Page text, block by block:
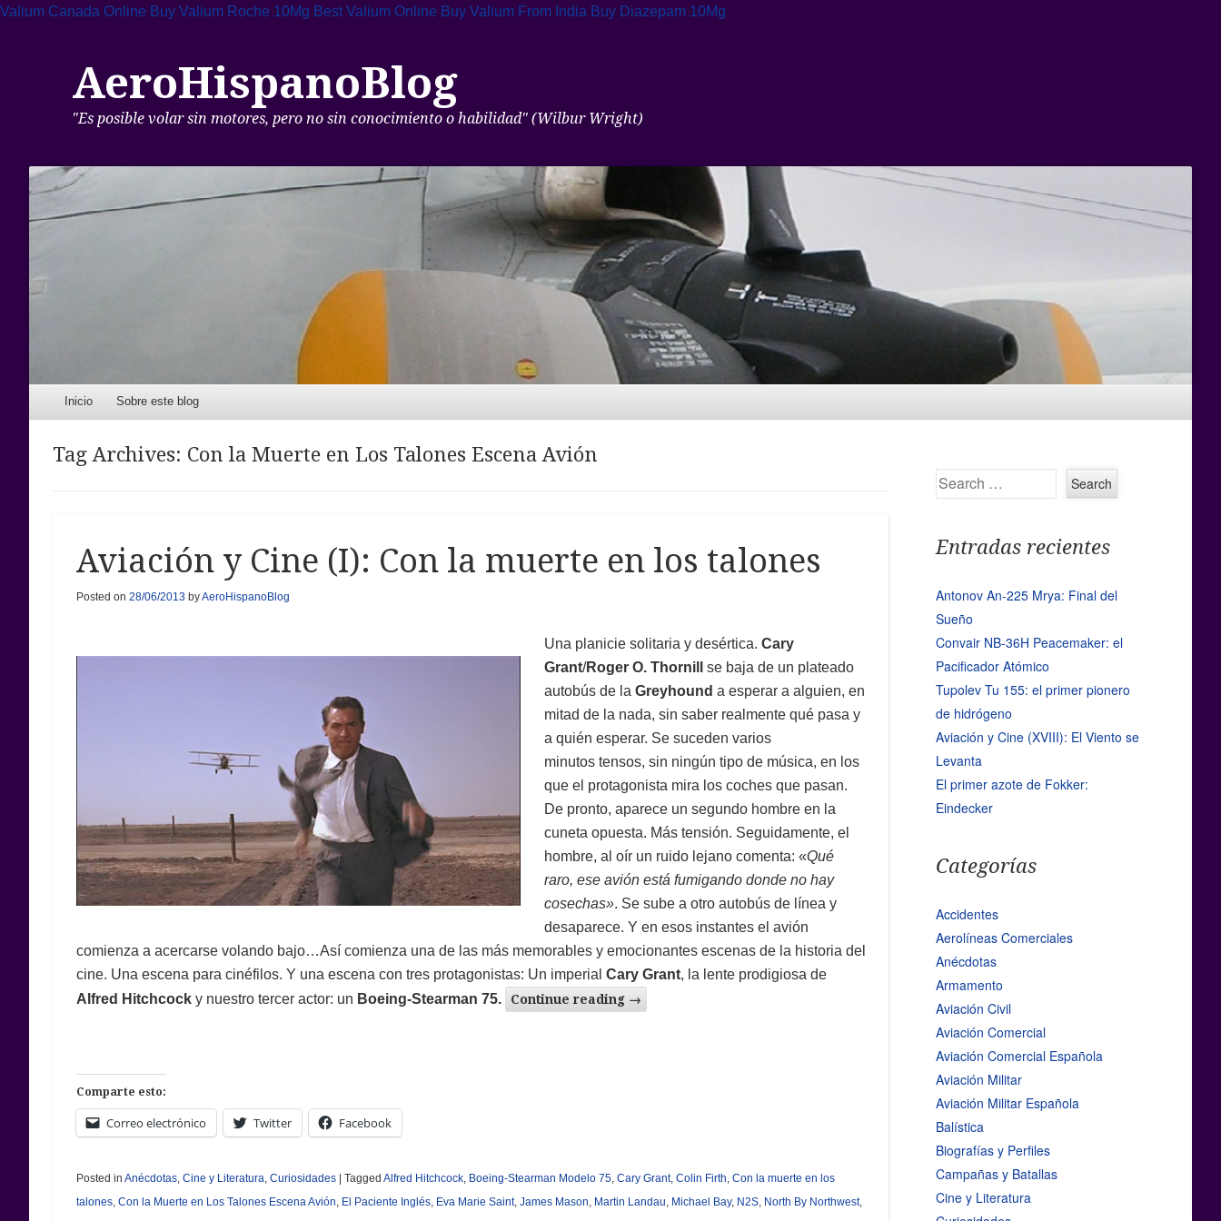
Valium Canada Online Buy Valium Roche 10Mg Best Valium Online Buy Valium From India Buy Diazepam 10Mg
AeroHispanoBlog
"Es posible volar sin motores, pero no sin conocimiento o habilidad" (Wilbur Wright)
Menu
Skip to content
Inicio Sobre este blog
Tag Archives: Con la Muerte en Los Talones Escena Avión
Aviación y Cine (I): Con la muerte en los talones
Posted on 28/06/2013 byAeroHispanoBlog
Una planicie solitaria y desértica. Cary
Grant/Roger O. Thornill
se baja de un plateado
autobús de la Greyhound a esperar a alguien, en
mitad de la nada, sin saber realmente qué pasa y
a quién esperar. Se suceden varios
minutos tensos, sin ningún tipo de música, en los
que el protagonista mira los coches que pasan.
De pronto, aparece un segundo hombre en la
cuneta opuesta. Más tensión. Seguidamente, el
hombre, al oír un ruido lejano comenta: «Qué
raro, ese avión está fumigando donde no hay
cosechas». Se sube a otro autobús de línea y
desaparece. Y en esos instantes el avión
comienza a acercarse volando bajo…Así comienza una de las más memorables y emocionantes escenas de la historia del
cine. Una escena para cinéfilos. Y una escena con tres protagonistas: Un imperial Cary Grant, la lente prodigiosa de
Alfred Hitchcocky nuestro tercer actor: un Boeing-Stearman 75. Continue reading →
Comparte esto:
Correo electrónico Twitter Facebook
Posted in Anécdotas, Cine y Literatura, Curiosidades | Tagged Alfred Hitchcock, Boeing-Stearman Modelo 75, Cary Grant, Colin Firth, Con la muerte en los
talones, Con la Muerte en Los Talones Escena Avión, El Paciente Inglés, Eva Marie Saint, James Mason, Martin Landau, Michael Bay, N2S, North By Northwest,
Search
Entradas recientes
Antonov An-225 Mrya: Final del
Sueño
Convair NB-36H Peacemaker: el
Pacificador Atómico
Tupolev Tu 155: el primer pionero
de hidrógeno
Aviación y Cine (XVIII): El Viento se
Levanta
El primer azote de Fokker:
Eindecker
Categorías
Accidentes
Aerolíneas Comerciales
Anécdotas
Armamento
Aviación Civil
Aviación Comercial
Aviación Comercial Española
Aviación Militar
Aviación Militar Española
Balística
Biografías y Perfiles
Campañas y Batallas
Cine y Literatura